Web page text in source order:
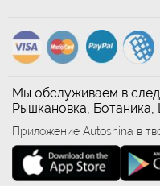
Мы обслуживаем в
Рышкановка,
Приложение Autoshina в